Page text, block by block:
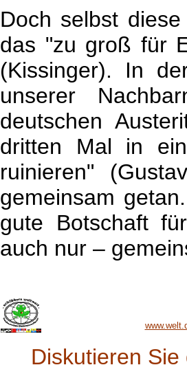
Doch selbst
das "zu groß für
(Kissinger). In
unserer
deutschen
dritten Mal in
ruinieren"
gemeinsam
gute Botschaft
auch nur –
Diskutieren